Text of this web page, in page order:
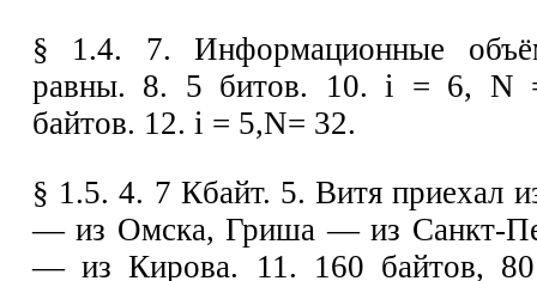
§ 1.4. 7. Информационные
равны. 8. 5 битов. 10. i = 6, N
байтов. 12. i = 5,N= 32.
§ 1.5. 4. 7 Кбайт. 5. Витя приехал
— из Омска, Гриша — из Санкт-
— из Кирова. 11. 160 байтов,